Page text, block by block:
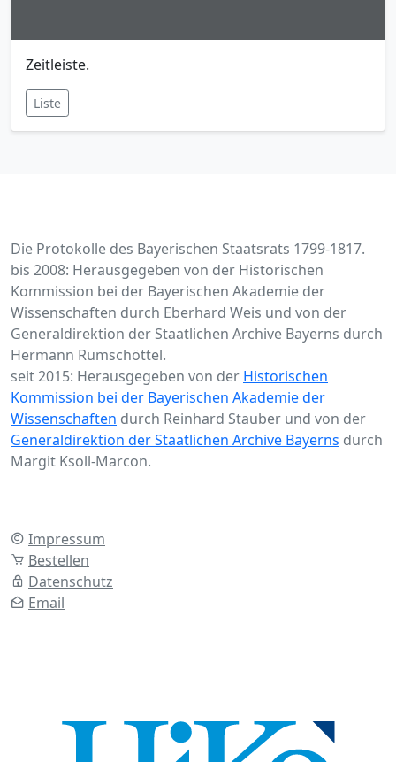
Zeitleiste.
Liste
Die Protokolle des Bayerischen Staatsrats 1799-1817.
bis 2008: Herausgegeben von der Historischen
Kommission bei der Bayerischen Akademie der
Wissenschaften durch Eberhard Weis und von der
Generaldirektion der Staatlichen Archive Bayerns durch
Hermann Rumschöttel.
seit 2015: Herausgegeben von der Historischen
Kommission bei der Bayerischen Akademie der
Wissenschaften durch Reinhard Stauber und von der
Generaldirektion der Staatlichen Archive Bayerns durch
Margit Ksoll-Marcon.
Impressum
Bestellen
Datenschutz
Email